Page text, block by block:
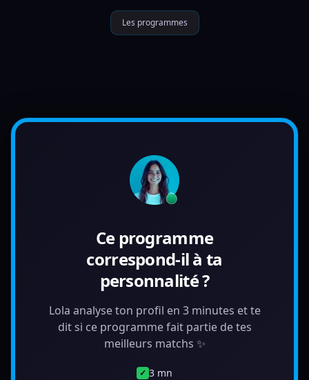
Les programmes
Ce programme
correspond-il à ta
personnalité ?
Lola analyse ton profil en 3 minutes et te
dit si ce programme fait partie de tes
meilleurs matchs ✨
✓ 3 mn